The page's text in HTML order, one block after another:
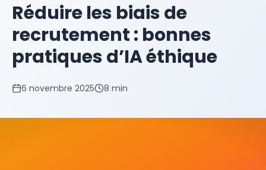
Réduire les biais de
recrutement : bonnes
pratiques d’IA éthique
6 novembre 2025 8 min